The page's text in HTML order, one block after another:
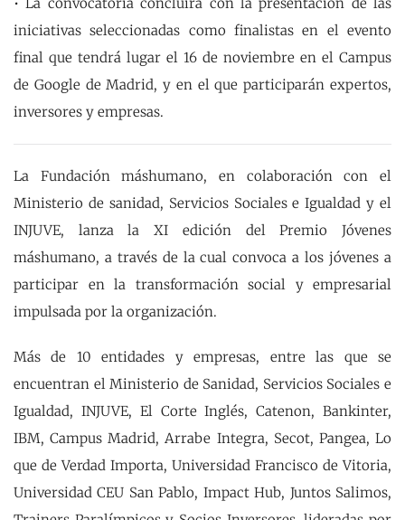
iniciativas seleccionadas como finalistas en el evento
final que tendrá lugar el 16 de noviembre en el Campus
de Google de Madrid, y en el que participarán expertos,
inversores y empresas.
La Fundación máshumano, en colaboración con el
Ministerio de sanidad, Servicios Sociales e Igualdad y el
INJUVE, lanza la XI edición del Premio Jóvenes
máshumano, a través de la cual convoca a los jóvenes a
participar en la transformación social y empresarial
impulsada por la organización.
Más de 10 entidades y empresas, entre las que se
encuentran el Ministerio de Sanidad, Servicios Sociales e
Igualdad, INJUVE, El Corte Inglés, Catenon, Bankinter,
IBM, Campus Madrid, Arrabe Integra, Secot, Pangea, Lo
que de Verdad Importa, Universidad Francisco de Vitoria,
Universidad CEU San Pablo, Impact Hub, Juntos Salimos,